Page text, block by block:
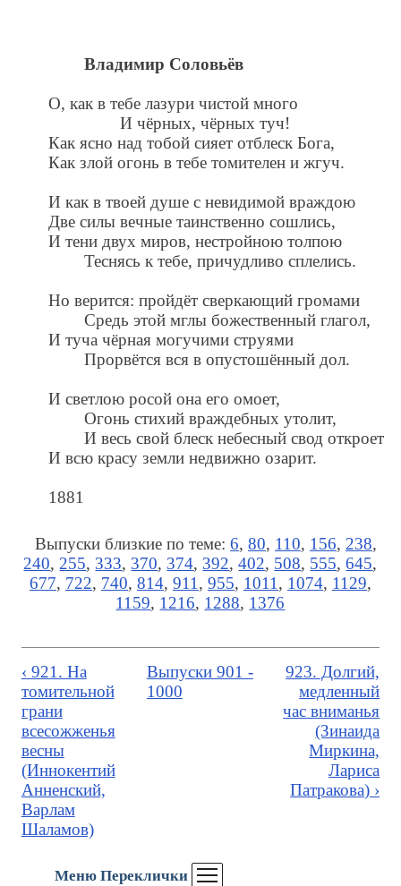
Меню Переклички
Владимир Соловьёв
О, как в тебе лазури чистой много
И чёрных, чёрных туч!
Как ясно над тобой сияет отблеск Бога,
Как злой огонь в тебе томителен и жгуч.
И как в твоей душе с невидимой враждою
Две силы вечные таинственно сошлись,
И тени двух миров, нестройною толпою
Теснясь к тебе, причудливо сплелись.
Но верится: пройдёт сверкающий громами
Средь этой мглы божественный глагол,
И туча чёрная могучими струями
Прорвётся вся в опустошённый дол.
И светлою росой она его омоет,
Огонь стихий враждебных утолит,
И весь свой блеск небесный свод откроет
И всю красу земли недвижно озарит.
1881
Выпуски близкие по теме: 6, 80, 110, 156, 238,
240,255, 333, 370, 374, 392,402, 508, 555,645,
677, 722, 740, 814, 911, 955, 1011, 1074, 1129,
1159, 1216, 1288, 1376
‹ 921. На
томительной
грани
всесожженья
весны
(Иннокентий
Анненский,
Варлам
Шаламов)
Выпуски 901 -
1000
923. Долгий,
медленный
час вниманья
(Зинаида
Миркина,
Лариса
Патракова) ›